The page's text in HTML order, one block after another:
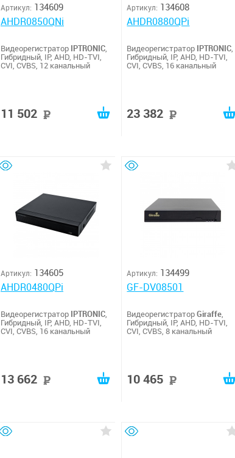
Артикул: 134609
AHDR0850QNi
Видеорегистратор IPTRONIC,
Гибридный, IP, AHD, HD-TVI,
CVI, CVBS, 12 канальный
11 502
Артикул: 134608
AHDR0880QPi
Видеорегистратор IPTRONIC,
Гибридный, IP, AHD, HD-TVI,
CVI, CVBS, 16 канальный
23 382
Артикул: 134605
AHDR0480QPi
Видеорегистратор IPTRONIC,
Гибридный, IP, AHD, HD-TVI,
CVI, CVBS, 16 канальный
13 662
Артикул: 134499
GF-DV08501
ВидеорегистраторGiraffe,
Гибридный, IP, AHD, HD-TVI,
CVI, CVBS, 8 канальный
10 465